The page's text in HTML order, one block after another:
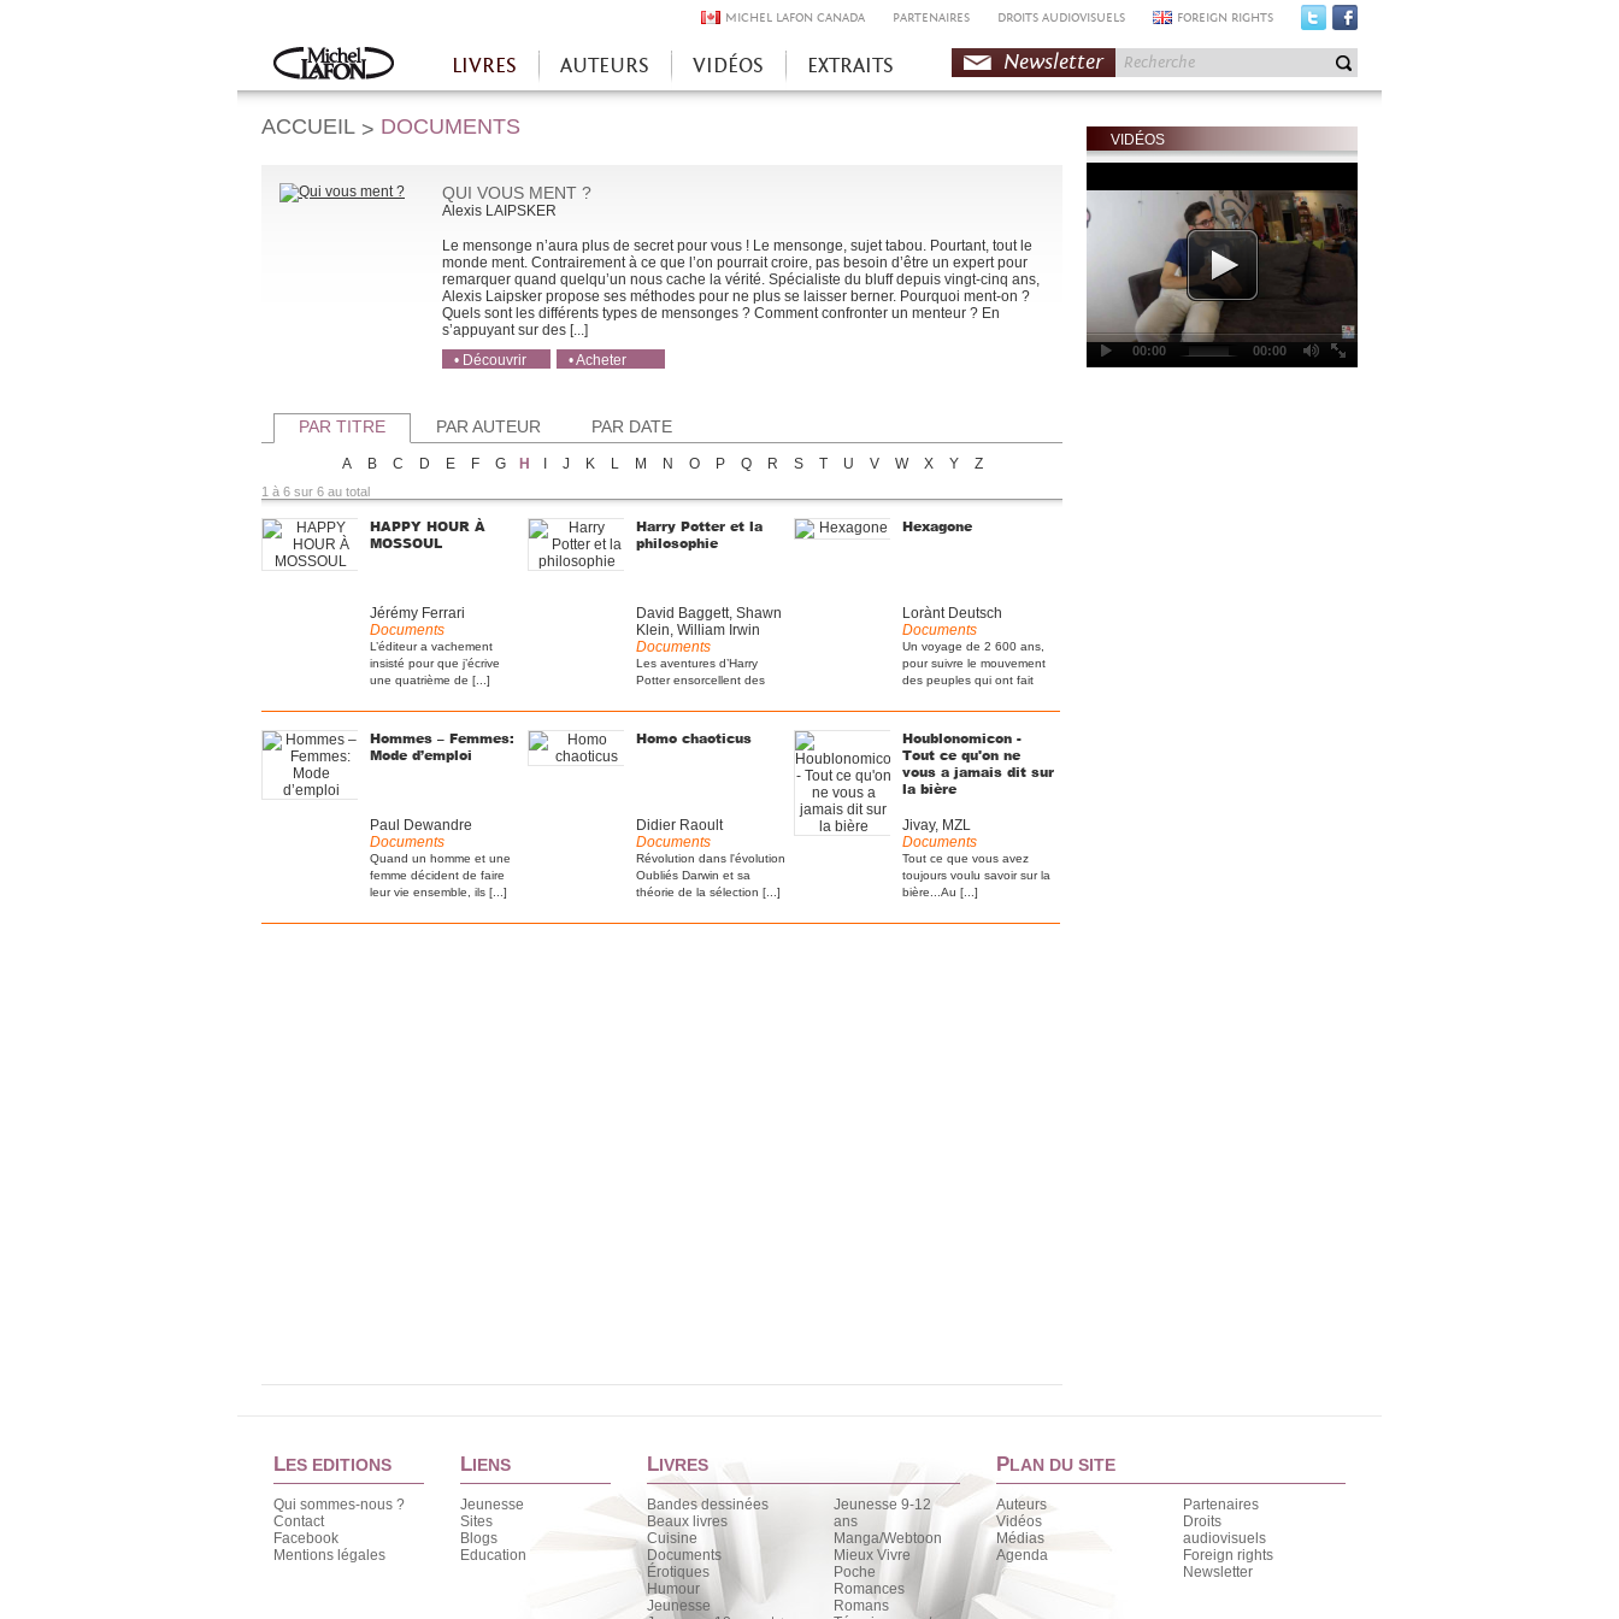
MICHEL LAFON CANADA PARTENAIRES DROITS AUDIOVISUELS FOREIGN RIGHTS
Accueil
LIVRES AUTEURS VIDÉOS EXTRAITS Newsletter
ACCUEIL > DOCUMENTS
QUI VOUS MENT ?
Alexis LAIPSKER
Le mensonge n’aura plus de secret pour vous ! Le mensonge, sujet tabou. Pourtant, tout le
monde ment. Contrairement à ce que l’on pourrait croire, pas besoin d’être un expert pour
remarquer quand quelqu’un nous cache la vérité. Spécialiste du bluff depuis vingt-cinq ans,
Alexis Laipsker propose ses méthodes pour ne plus se laisser berner. Pourquoi ment-on ?
Quels sont les différents types de mensonges ? Comment confronter un menteur ? En
s’appuyant sur des [...]
• Découvrir
• Acheter
PAR TITRE PAR AUTEUR PAR DATE
A B C D E F G H J K L M N O P Q R S T U V W X Y Z
1 à 6 sur 6 au total
HAPPY HOUR À
MOSSOUL
Jérémy Ferrari
Documents
L’éditeur a vachement
insisté pour que j’écrive
une quatrième de [...]
Harry Potter et la
philosophie
David Baggett, Shawn
Klein, William Irwin
Documents
Les aventures d’Harry
Potter ensorcellent des
[...]
Hexagone
Lorànt Deutsch
Documents
Un voyage de 2 600 ans,
pour suivre le mouvement
des peuples qui ont fait
Hommes – Femmes:
Mode d’emploi
Paul Dewandre
Documents
Quand un homme et une
femme décident de faire
leur vie ensemble, ils [...]
Homo chaoticus
Didier Raoult
Documents
Révolution dans l'évolution
Oubliés Darwin et sa
théorie de la sélection [...]
Houblonomicon -
Tout ce qu'on ne
vous a jamais dit sur
la bière
Jivay, MZL
Documents
Tout ce que vous avez
toujours voulu savoir sur la
bière...Au [...]
VIDÉOS
LES EDITIONS
Qui sommes-nous ?
Contact
Facebook
Mentions légales
LIENS
Jeunesse
Sites
Blogs
Education
LIVRES
Bandes dessinées
Beaux livres
Cuisine
Documents
Érotiques
Humour
Jeunesse
Jeunesse 9-12
ans
Manga/Webtoon
Mieux Vivre
Poche
Romances
Romans
PLAN DU SITE
Auteurs
Vidéos
Médias
Agenda
Partenaires
Droits
audiovisuels
Foreign rights
Newsletter